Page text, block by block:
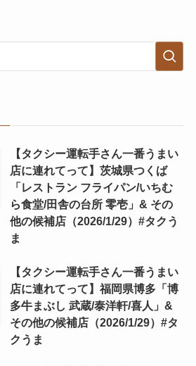
【タクシー運転手さん一番うまい
店に連れてって】茨城県つくば
「レストラン フライパン/いちむ
ら食堂/田舎の台所 零壱」& その
他の候補店（2026/1/29）#タクう
ま
【タクシー運転手さん一番うまい
店に連れてって】福岡県博多「博
多牛まぶし 武蔵/泰洋軒/喜人」&
その他の候補店（2026/1/29）#タ
クうま